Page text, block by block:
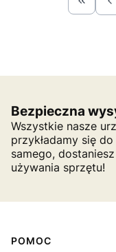
Wróć
Bezpieczna
Wszystkie nasze
przykładamy się
samego,
używania sprzętu!
Linki w stopce
POMOC